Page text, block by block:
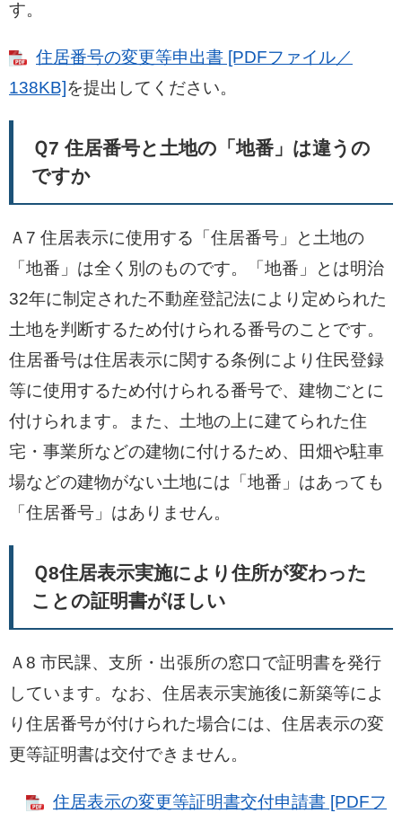
す。
住居番号の変更等申出書 [PDFファイル／
138KB]を提出してください。
Ｑ7 住居番号と土地の「地番」は違うの
ですか
Ａ7 住居表示に使用する「住居番号」と土地の
「地番」は全く別のものです。「地番」とは明治
32年に制定された不動産登記法により定められた
土地を判断するため付けられる番号のことです。
住居番号は住居表示に関する条例により住民登録
等に使用するため付けられる番号で、建物ごとに
付けられます。また、土地の上に建てられた住
宅・事業所などの建物に付けるため、田畑や駐車
場などの建物がない土地には「地番」はあっても
「住居番号」はありません。
Ｑ8住居表示実施により住所が変わった
ことの証明書がほしい
Ａ8 市民課、支所・出張所の窓口で証明書を発行
しています。なお、住居表示実施後に新築等によ
り住居番号が付けられた場合には、住居表示の変
更等証明書は交付できません。
住居表示の変更等証明書交付申請書 [PDFフ